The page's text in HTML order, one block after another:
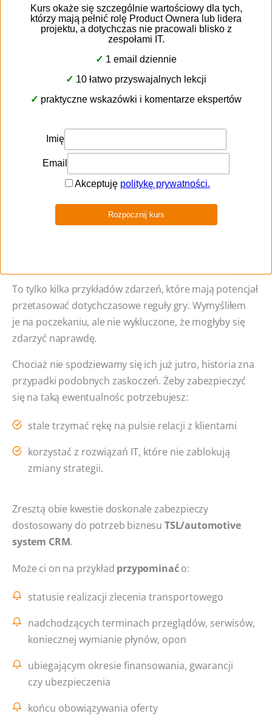
samochodów z konkretnego kraju
załamanie na rynku surówców, np. litu, kobaltu lub
niklu, powodujący wzrost cen baterii
zmiana trendów konsumenckich np. wzrost
długoterminowego i subskrypcji
przełom w technologii jazdy autonomicznej –
gwałtowne wyparcie tradycyjnych aut
przez pojazdy autonomiczne
problemy z bezpieczeństwem, np. wykrycie
To tylko kilka przykładów zdarzeń, które mają potencjał
przetasować dotychczasowe reguły gry. Wymyśliłem
je na poczekaniu, ale nie wykluczone, że mogłyby się
zdarzyć naprawdę.
Chociaż nie spodziewamy się ich już jutro, historia zna
przypadki podobnych zaskoczeń. Żeby zabezpieczyć
się na taką ewentualnośc potrzebujesz:
stale trzymać rękę na pulsie relacji z klientami
korzystać z rozwiązań IT, które nie zablokują
zmiany strategii.
Zresztą obie kwestie doskonale zabezpieczy
dostosowany do potrzeb biznesu TSL/automotive
system CRM.
Może ci on na przykład przypominaćo:
statusie realizacji zlecenia transportowego
nadchodzących terminach przeglądów, serwisów,
koniecznej wymianie płynów, opon
ubiegającym okresie finansowania, gwarancji
czy ubezpieczenia
końcu obowiązywania oferty